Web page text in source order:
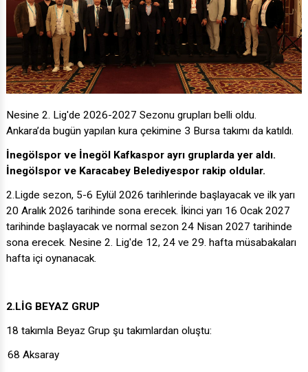
Nesine 2. Lig'de 2026-2027 Sezonu grupları belli oldu.
Ankara’da bugün yapılan kura çekimine 3 Bursa takımı da katıldı.
İnegölspor ve İnegöl Kafkaspor ayrı gruplarda yer aldı.
İnegölspor ve Karacabey Belediyespor rakip oldular.
2.Ligde sezon, 5-6 Eylül 2026 tarihlerinde başlayacak ve ilk yarı
20 Aralık 2026 tarihinde sona erecek. İkinci yarı 16 Ocak 2027
tarihinde başlayacak ve normal sezon 24 Nisan 2027 tarihinde
sona erecek. Nesine 2. Lig'de 12, 24 ve 29. hafta müsabakaları
hafta içi oynanacak.
2.LİG BEYAZ GRUP
18 takımla Beyaz Grup şu takımlardan oluştu:
68 Aksaray